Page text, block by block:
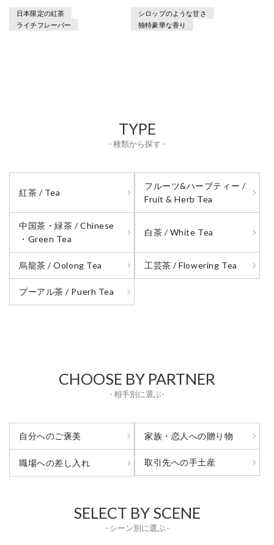
日本限定の紅茶
ライチフレーバー
シロップのような甘さ
独特豪華な香り
TYPE
- 種類から探す -
紅茶 / Tea
フルーツ&ハーブティー /
Fruit & Herb Tea
中国茶・緑茶 / Chinese
・Green Tea
白茶 / White Tea
烏龍茶 / Oolong Tea 工芸茶 / Flowering Tea
プーアル茶 / Puerh Tea
CHOOSE BY PARTNER
- 相手別に選ぶ-
自分へのご褒美 家族・恋人への贈り物
職場への差し入れ 取引先への手土産
SELECT BY SCENE
- シーン別に選ぶ -